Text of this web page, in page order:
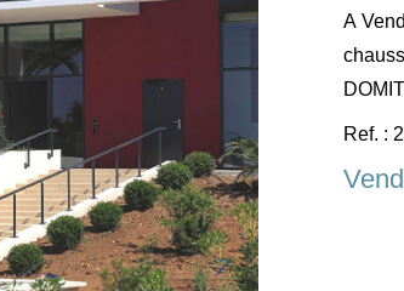
A Vendre LE CRES (34), proche
Ref. :